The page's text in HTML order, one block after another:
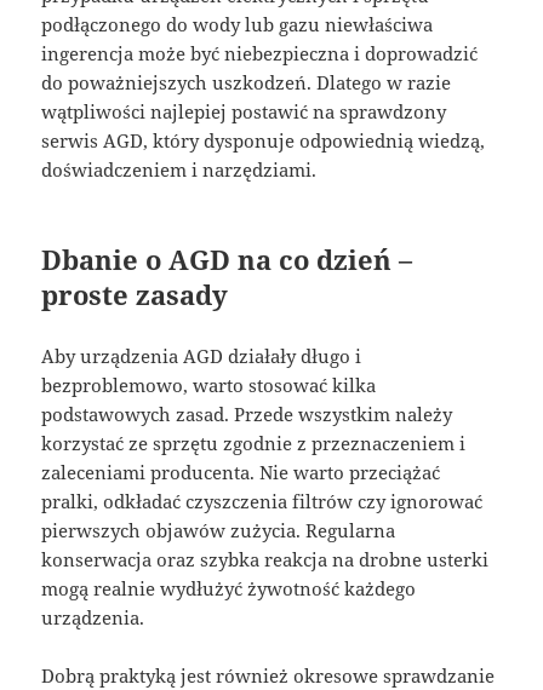
podłączonego do wody lub gazu niewłaściwa
ingerencja może być niebezpieczna i doprowadzić
do poważniejszych uszkodzeń. Dlatego w razie
wątpliwości najlepiej postawić na sprawdzony
serwis AGD, który dysponuje odpowiednią wiedzą,
doświadczeniem i narzędziami.
Dbanie o AGD na co dzień –
proste zasady
Aby urządzenia AGD działały długo i
bezproblemowo, warto stosować kilka
podstawowych zasad. Przede wszystkim należy
korzystać ze sprzętu zgodnie z przeznaczeniem i
zaleceniami producenta. Nie warto przeciążać
pralki, odkładać czyszczenia filtrów czy ignorować
pierwszych objawów zużycia. Regularna
konserwacja oraz szybka reakcja na drobne usterki
mogą realnie wydłużyć żywotność każdego
urządzenia.
Dobrą praktyką jest również okresowe sprawdzanie